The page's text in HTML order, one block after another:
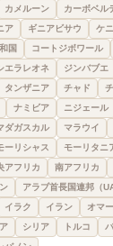
カメルーン カーボベル
ア ギニアビサウ ケ
国
コートジボワール
エラレオネ ジンバブエ
タンザニア チャド
ナミビア ニジェール
ダガスカル マラウイ
ーリシャス モーリタニ
アフリカ 南アフリカ
アラブ首長国連邦（
イラク イラン オマ
シリア トルコ